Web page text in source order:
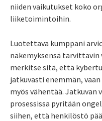
niiden vaikutukset koko
liiketoimintoihin.
Luotettava kumppani
näkemyksensä tarvittavin
merkitse sitä, että
jatkuvasti enemmän,
myös vähentää.
prosessissa pyritään
siihen, että henkilöstö